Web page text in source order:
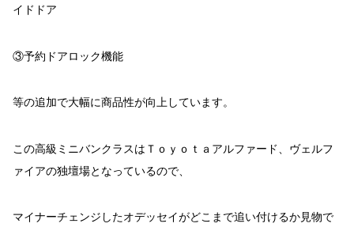
イドドア
③予約ドアロック機能
等の追加で大幅に商品性が向上しています。
この高級ミニバンクラスはＴｏｙｏｔａアルファード、ヴェルフ
ァイアの独壇場となっているので、
マイナーチェンジしたオデッセイがどこまで追い付けるか見物で